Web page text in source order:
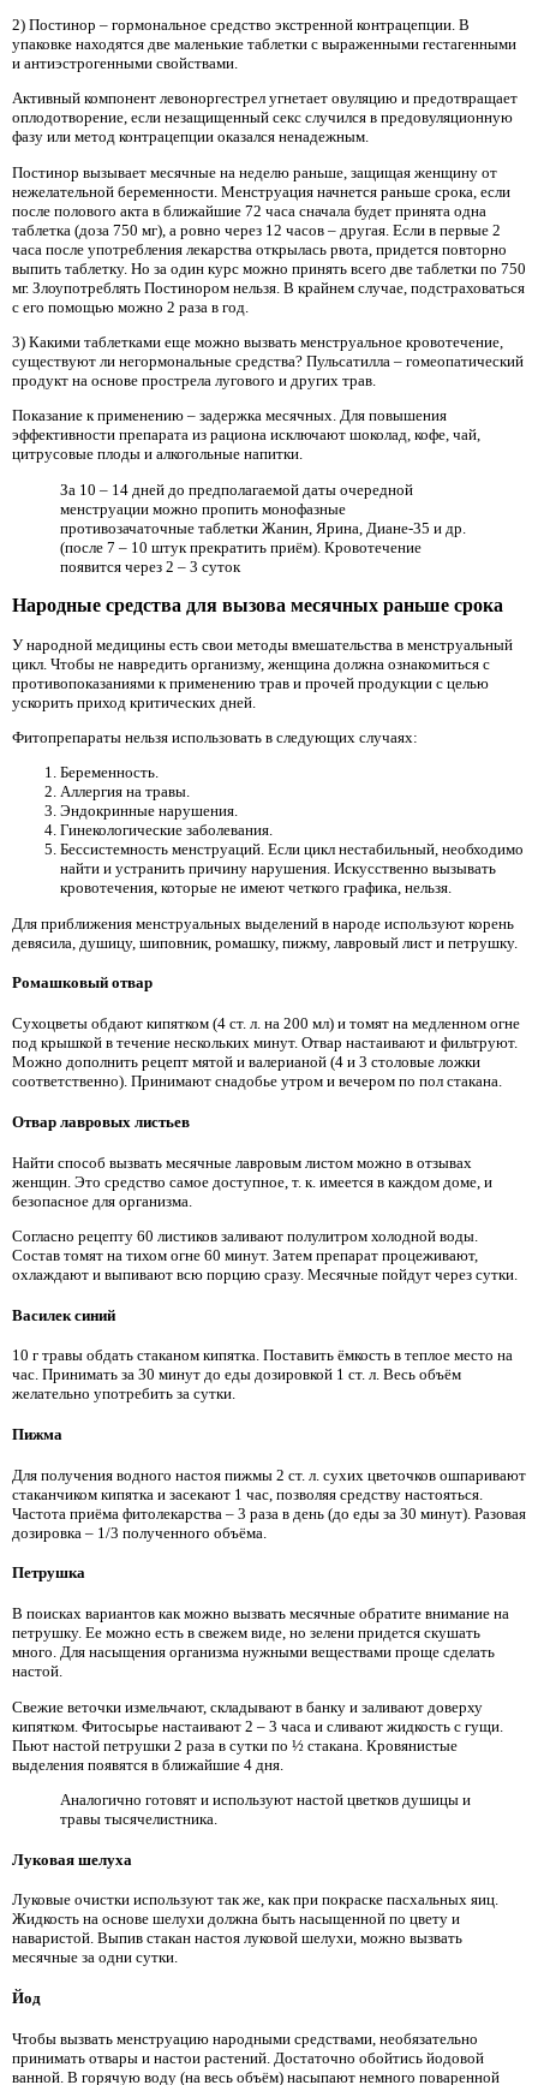
2) Постинор – гормональное средство экстренной контрацепции. В
упаковке находятся две маленькие таблетки с выраженными гестагенными
и антиэстрогенными свойствами.
Активный компонент левоноргестрел угнетает овуляцию и предотвращает
оплодотворение, если незащищенный секс случился в предовуляционную
фазу или метод контрацепции оказался ненадежным.
Постинор вызывает месячные на неделю раньше, защищая женщину от
нежелательной беременности. Менструация начнется раньше срока, если
после полового акта в ближайшие 72 часа сначала будет принята одна
таблетка (доза 750 мг), а ровно через 12 часов – другая. Если в первые 2
часа после употребления лекарства открылась рвота, придется повторно
выпить таблетку. Но за один курс можно принять всего две таблетки по 750
мг. Злоупотреблять Постинором нельзя. В крайнем случае, подстраховаться
с его помощью можно 2 раза в год.
3) Какими таблетками еще можно вызвать менструальное кровотечение,
существуют ли негормональные средства? Пульсатилла – гомеопатический
продукт на основе прострела лугового и других трав.
Показание к применению – задержка месячных. Для повышения
эффективности препарата из рациона исключают шоколад, кофе, чай,
цитрусовые плоды и алкогольные напитки.
За 10 – 14 дней до предполагаемой даты очередной
менструации можно пропить монофазные
противозачаточные таблетки Жанин, Ярина, Диане-35 и др.
(после 7 – 10 штук прекратить приём). Кровотечение
появится через 2 – 3 суток
Народные средства для вызова месячных раньше срока
У народной медицины есть свои методы вмешательства в менструальный
цикл. Чтобы не навредить организму, женщина должна ознакомиться с
противопоказаниями к применению трав и прочей продукции с целью
ускорить приход критических дней.
Фитопрепараты нельзя использовать в следующих случаях:
Беременность.
Аллергия на травы.
Эндокринные нарушения.
Гинекологические заболевания.
Бессистемность менструаций. Если цикл нестабильный, необходимо
найти и устранить причину нарушения. Искусственно вызывать
кровотечения, которые не имеют четкого графика, нельзя.
Для приближения менструальных выделений в народе используют корень
девясила, душицу, шиповник, ромашку, пижму, лавровый лист и петрушку.
Ромашковый отвар
Сухоцветы обдают кипятком (4 ст. л. на 200 мл) и томят на медленном огне
под крышкой в течение нескольких минут. Отвар настаивают и фильтруют.
Можно дополнить рецепт мятой и валерианой (4 и 3 столовые ложки
соответственно). Принимают снадобье утром и вечером по пол стакана.
Отвар лавровых листьев
Найти способ вызвать месячные лавровым листом можно в отзывах
женщин. Это средство самое доступное, т. к. имеется в каждом доме, и
безопасное для организма.
Согласно рецепту 60 листиков заливают полулитром холодной воды.
Состав томят на тихом огне 60 минут. Затем препарат процеживают,
охлаждают и выпивают всю порцию сразу. Месячные пойдут через сутки.
Василек синий
10 г травы обдать стаканом кипятка. Поставить ёмкость в теплое место на
час. Принимать за 30 минут до еды дозировкой 1 ст. л. Весь объём
желательно употребить за сутки.
Пижма
Для получения водного настоя пижмы 2 ст. л. сухих цветочков ошпаривают
стаканчиком кипятка и засекают 1 час, позволяя средству настояться.
Частота приёма фитолекарства – 3 раза в день (до еды за 30 минут). Разовая
дозировка – 1/3 полученного объёма.
Петрушка
В поисках вариантов как можно вызвать месячные обратите внимание на
петрушку. Ее можно есть в свежем виде, но зелени придется скушать
много. Для насыщения организма нужными веществами проще сделать
настой.
Свежие веточки измельчают, складывают в банку и заливают доверху
кипятком. Фитосырье настаивают 2 – 3 часа и сливают жидкость с гущи.
Пьют настой петрушки 2 раза в сутки по ½ стакана. Кровянистые
выделения появятся в ближайшие 4 дня.
Аналогично готовят и используют настой цветков душицы и
травы тысячелистника.
Луковая шелуха
Луковые очистки используют так же, как при покраске пасхальных яиц.
Жидкость на основе шелухи должна быть насыщенной по цвету и
наваристой. Выпив стакан настоя луковой шелухи, можно вызвать
месячные за одни сутки.
Йод
Чтобы вызвать менструацию народными средствами, необязательно
принимать отвары и настои растений. Достаточно обойтись йодовой
ванной. В горячую воду (на весь объём) насыпают немного поваренной